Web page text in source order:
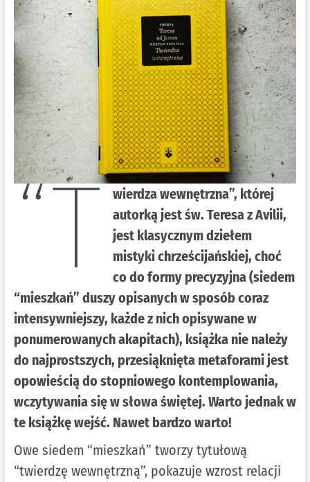
“T
wierdza wewnętrzna”, której
autorką jest św. Teresa z Avilii,
jest klasycznym dziełem
mistyki chrześcijańskiej, choć
co do formy precyzyjna (siedem
“mieszkań” duszy opisanych w sposób coraz
intensywniejszy, każde z nich opisywane w
ponumerowanych akapitach), książka nie należy
do najprostszych, przesiąknięta metaforami jest
opowieścią do stopniowego kontemplowania,
wczytywania się w słowa świętej. Warto jednak w
te książkę wejść. Nawet bardzo warto!
Owe siedem “mieszkań” tworzy tytułową
“twierdzę wewnętrzną”, pokazuje wzrost relacji